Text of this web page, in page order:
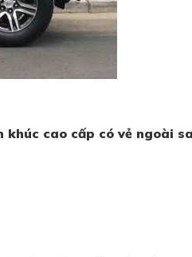
khúc cao cấp có vẻ ngoài